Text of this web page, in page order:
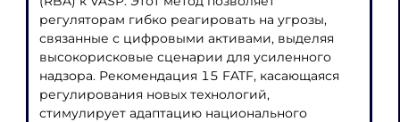
регуляторам гибко реагировать на угрозы,
связанные с цифровыми активами, выделяя
высокорисковые сценарии для усиленного
надзора. Рекомендация 15 FATF, касающаяся
регулирования новых технологий,
стимулирует адаптацию национального